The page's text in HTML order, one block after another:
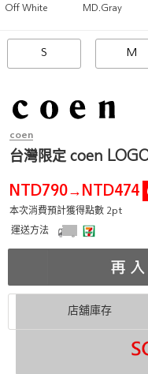
Off White MD.Gray
S M
coen
台灣限定 coen
NTD790→ NTD474
本次消費預計獲得點數 2pt
運送方法
店舖庫存